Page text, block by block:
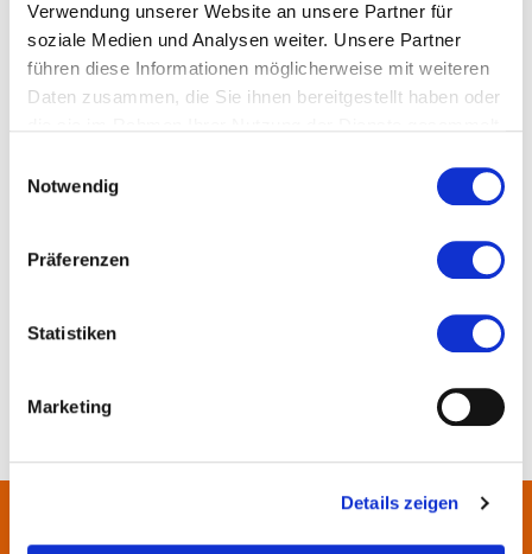
Verwendung unserer Website an unsere Partner für
soziale Medien und Analysen weiter. Unsere Partner
führen diese Informationen möglicherweise mit weiteren
Daten zusammen, die Sie ihnen bereitgestellt haben oder
Notwendig
Präferenzen
Statistiken
Marketing
Details zeigen
Ort und Anfahrt